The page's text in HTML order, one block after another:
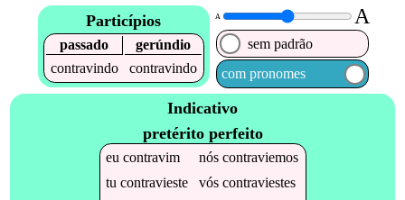
Particípios
passado
gerúndio
contravindo
contravindo
A A
sem padrão
com pronomes
Indicativo
pretérito perfeito
eucontravim nóscontraviemos
tucontravieste vóscontraviestes